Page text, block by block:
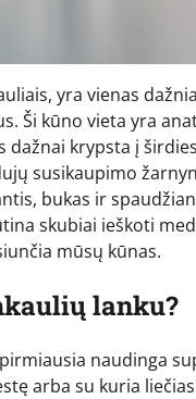
yra vienas
Ši kūno vieta yra
krypsta į
susikaupimo
bukas ir
skubiai ieškoti
mūsų kūnas.
lanku?
naudinga
arba su kuria